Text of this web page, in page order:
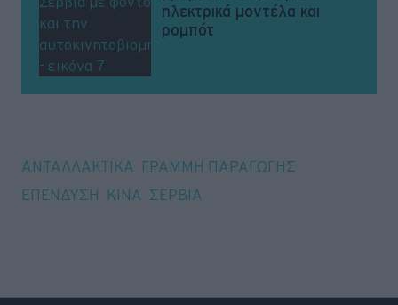
ηλεκτρικά μοντέλα και
ρομπότ
ΑΝΤΑΛΛΑΚΤΙΚΑ
ΓΡΑΜΜΗ ΠΑΡΑΓΩΓΗΣ
ΕΠΕΝΔΥΣΗ
ΚΙΝΑ ΣΕΡΒΙΑ